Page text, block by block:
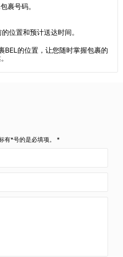
裹号码。
位置和预计送达时间。
的位置，让您随时掌握包裹的
有*号的是必填项。 *